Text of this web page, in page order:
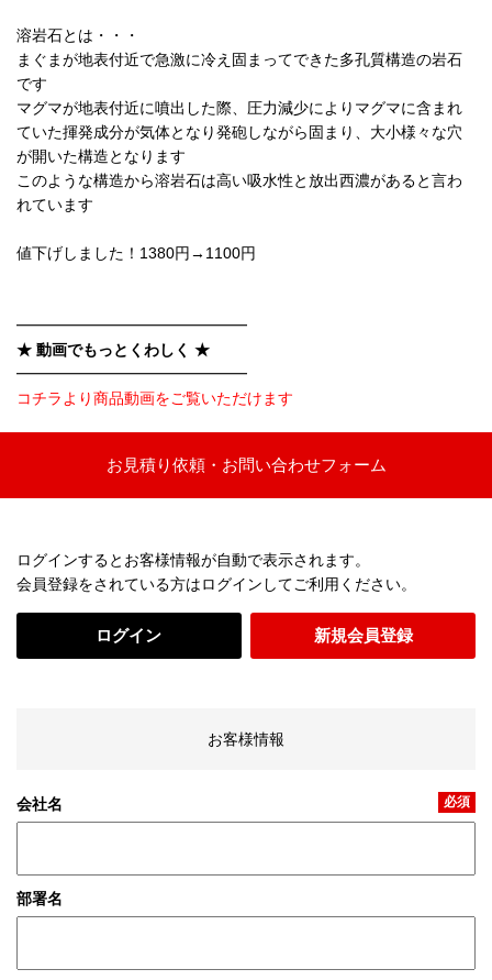
溶岩石とは・・・
まぐまが地表付近で急激に冷え固まってできた多孔質構造の岩石
です
マグマが地表付近に噴出した際、圧力減少によりマグマに含まれ
ていた揮発成分が気体となり発砲しながら固まり、大小様々な穴
が開いた構造となります
このような構造から溶岩石は高い吸水性と放出西濃があると言わ
れています
値下げしました！1380円→1100円
━━━━━━━━━━━━━━━
★ 動画でもっとくわしく ★
━━━━━━━━━━━━━━━
コチラより商品動画をご覧いただけます
お見積り依頼・お問い合わせフォーム
ログインするとお客様情報が自動で表示されます。
会員登録をされている方はログインしてご利用ください。
ログイン 新規会員登録
お客様情報
会社名 必須
部署名